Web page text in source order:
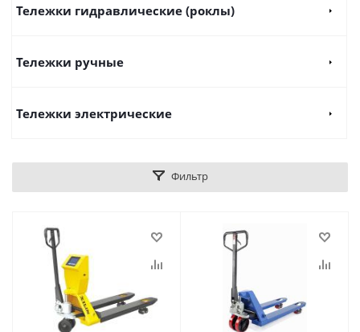
Тележки гидравлические (роклы)
Тележки ручные
Тележки электрические
Фильтр